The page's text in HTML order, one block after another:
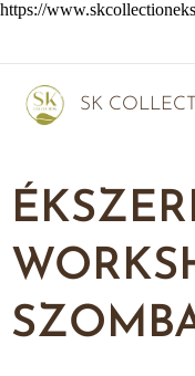
https://
SK